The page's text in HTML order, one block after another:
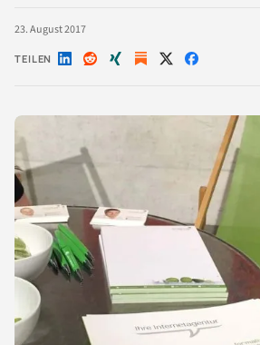
23. August 2017
TEILEN Auf Auf Auf Auf Auf